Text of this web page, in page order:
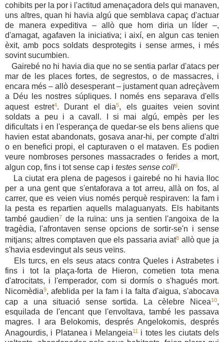
cohibits per la por i l'actitud amenaçadora dels qui manaven,
uns altres, quan hi havia algú que semblava capaç d'actuar
de manera expeditiva – allò que hom diria un líder –,
d'amagat, agafaven la iniciativa; i així, en algun cas tenien
èxit, amb pocs soldats desprotegits i sense armes, i més
sovint sucumbien.
Gairebé no hi havia dia que no se sentia parlar d'atacs per
mar de les places fortes, de segrestos, o de massacres, i
encara més – allò desesperant – justament quan adreçàvem
a Déu les nostres súpliques. I només ens separava d'ells
aquest estret4. Durant el dia5, els guaites veien sovint
soldats a peu i a cavall. I si mai algú, empès per les
dificultats i en l'esperança de quedar-se els bens aliens que
havien estat abandonats, gosava anar-hi, per compte d'altri
o en benefici propi, el capturaven o el mataven. Es podien
veure nombroses persones massacrades o ferides a mort,
algun cop, fins i tot sense cap i testes sense coll6.
La ciutat era plena de pagesos i gairebé no hi havia lloc
per a una gent que s'entaforava a tot arreu, allà on fos, al
carrer, que es veien vius només perquè respiraven: la fam i
la pesta es repartien aquells malaguanyats. Els habitants
també gaudien7 de la ruïna: uns ja sentien l'angoixa de la
tragèdia, l'afrontaven sense opcions de sortir-se'n i sense
mitjans; altres comptaven que els passaria aviat8 allò que ja
s'havia esdevingut als seus veïns.
Els turcs, en els seus atacs contra Queles i Astrabetes i
fins i tot la plaça-forta de Hieron, cometien tota mena
d'atrocitats, i l'emperador, com si dormís o s'hagués mort.
Nicomèdia9, afeblida per la fam i la falta d'aigua, s'abocava
cap a una situació sense sortida. La cèlebre Nicea10,
esquilada de l'encant que l'envoltava, també les passava
magres. I ara Belokomis, després Angelokomis, després
Anagourdis, i Platanea i Melangeia11i totes les ciutats dels